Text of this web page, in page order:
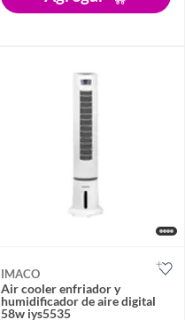
IMACO
Air cooler enfriador y
humidificador de aire digital
58w iys5535